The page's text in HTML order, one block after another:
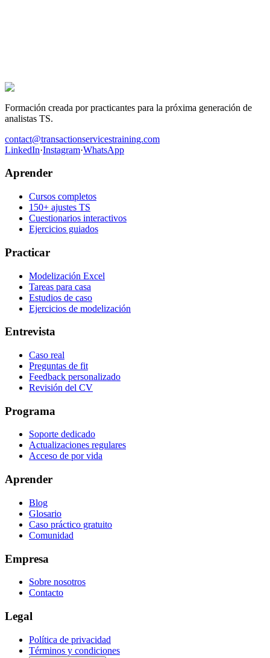
boutique professionals.
Formación creada por practicantes para la próxima generación de
analistas TS.
contact@transactionservicestraining.com
LinkedIn·Instagram·WhatsApp
Aprender
Cursos completos
150+ ajustes TS
Cuestionarios interactivos
Ejercicios guiados
Practicar
Modelización Excel
Tareas para casa
Estudios de caso
Ejercicios de modelización
Entrevista
Caso real
Preguntas de fit
Feedback personalizado
Revisión del CV
Programa
Soporte dedicado
Actualizaciones regulares
Acceso de por vida
Aprender
Blog
Glosario
Caso práctico gratuito
Comunidad
Empresa
Sobre nosotros
Contacto
Legal
Política de privacidad
Términos y condiciones